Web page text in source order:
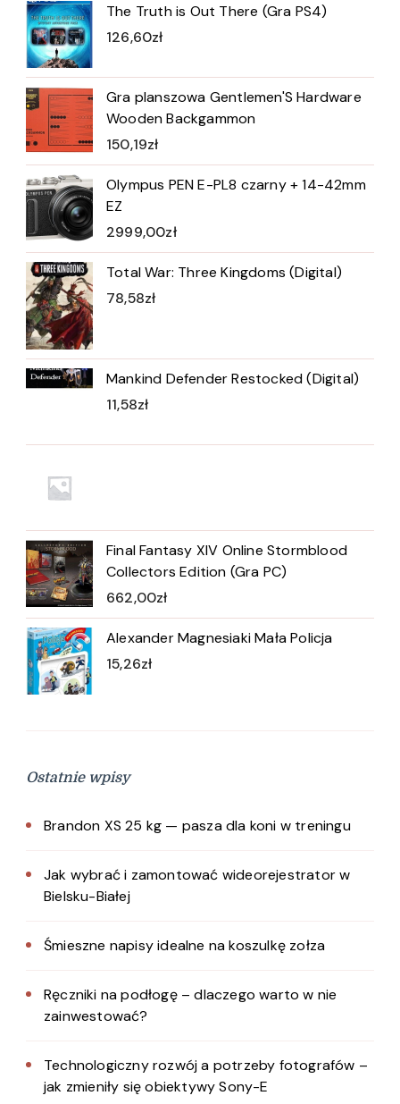
The Truth is Out There (Gra PS4)
126,60zł
Gra planszowa Gentlemen'S Hardware
Wooden Backgammon
150,19zł
Olympus PEN E-PL8 czarny + 14-42mm
EZ
2999,00zł
Total War: Three Kingdoms (Digital)
78,58zł
Mankind Defender Restocked (Digital)
11,58zł
Final Fantasy XIV Online Stormblood
Collectors Edition (Gra PC)
662,00zł
Alexander Magnesiaki Mała Policja
15,26zł
Ostatnie wpisy
Brandon XS 25 kg — pasza dla koni w treningu
Jak wybrać i zamontować wideorejestrator w
Bielsku-Białej
Śmieszne napisy idealne na koszulkę zołza
Ręczniki na podłogę – dlaczego warto w nie
zainwestować?
Technologiczny rozwój a potrzeby fotografów –
jak zmieniły się obiektywy Sony-E